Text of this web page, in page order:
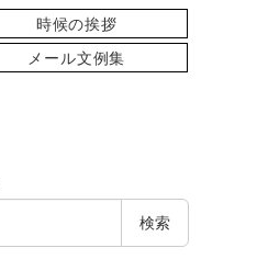
時候の挨拶
メール文例集
検索